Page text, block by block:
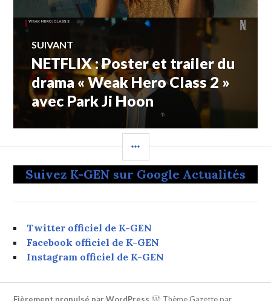
SUIVANT
Article
Suivant:
NETFLIX : Poster et trailer du
drama « Weak Hero Class 2 »
avec Park Ji Hoon
LATÉRALE
Suivez K-GEN sur Google Actualités
Twitter officiel de K-GEN
Facebook officiel de K-GEN
Instagram officiel de K-GEN